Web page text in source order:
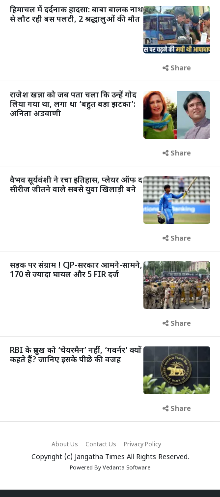
हिमाचल में दर्दनाक हादसा: बाबा बालक नाथ
से लौट रही बस पलटी, 2 श्रद्धालुओं की मौत
Share
राजेश खन्ना को जब पता चला कि उन्हें गोद
लिया गया था, लगा था ‘बहुत बड़ा झटका’:
अनिता अडवाणी
Share
वैभव सूर्यवंशी ने रचा इतिहास, प्लेयर ऑफ द
सीरीज जीतने वाले सबसे युवा खिलाड़ी बने
Share
सड़क पर संग्राम ! CJP-सरकार आमने-सामने,
170 से ज्यादा घायल और 5 FIR दर्ज
Share
RBI के प्रमुख को ‘चेयरमैन’ नहीं, ‘गवर्नर’ क्यों
कहते हैं? जानिए इसके पीछे की वजह
Share
About Us Contact Us Privacy Policy
Copyright (c) Jangatha Times All Rights Reserved.
Powered By Vedanta Software